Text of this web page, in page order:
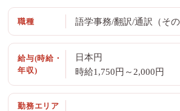
職種 語学事務/翻訳/通訳（その
給与(時給・
年収)
日本円
時給1,750円～2,000円
勤務エリア